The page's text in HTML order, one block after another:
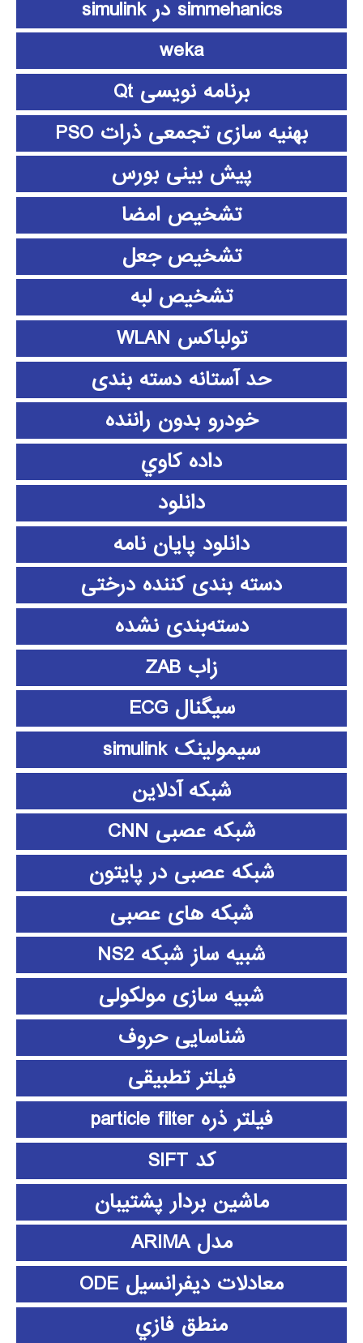
simmehanics در simulink
weka
برنامه نویسی Qt
بهنیه سازی تجمعی ذرات PSO
پیش بینی بورس
تشخیص امضا
تشخیص جعل
تشخیص لبه
تولباکس WLAN
حد آستانه دسته بندی
خودرو بدون راننده
داده كاوي
دانلود
دانلود پايان نامه
دسته بندی کننده درختی
دسته‌بندی نشده
زاب ZAB
سیگنال ECG
سیمولینک simulink
شبکه آدلاین
شبکه عصبی CNN
شبکه عصبی در پایتون
شبکه های عصبی
شبیه ساز شبکه NS2
شبیه سازی مولکولی
شناسایی حروف
فیلتر تطبیقی
فیلتر ذره particle filter
کد SIFT
ماشین بردار پشتیبان
مدل ARIMA
معادلات دیفرانسیل ODE
منطق فازي